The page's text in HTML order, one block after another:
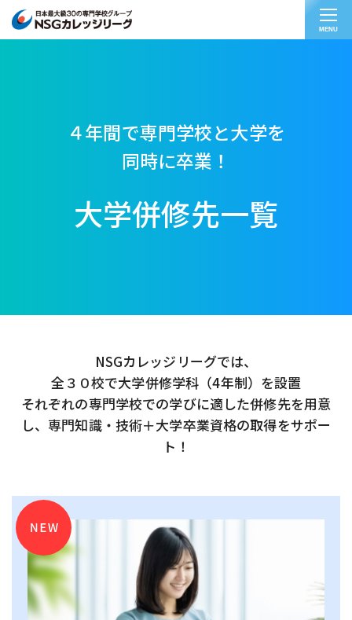
MENU
４年間で専門学校と大学を
同時に卒業！
大学併修先一覧
NSGカレッジリーグでは、
全３０校で大学併修学科（4年制）を設置
それぞれの専門学校での学びに適した併修先を用意
し、専門知識・技術＋大学卒業資格の取得をサポー
ト！